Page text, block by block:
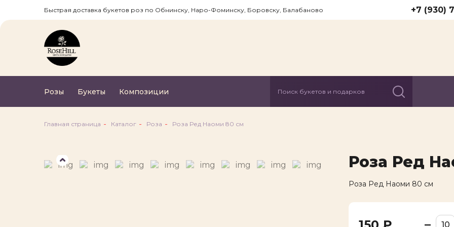
Быстрая доставка букетов роз по Обнинску, Наро-Фоминску, Боровску, Балабаново +7 (930)
Розы Букеты Композиции
Главная страница Каталог Роза Роза Ред Наоми 80 см
Роза Ред
Роза Ред Наоми 80 см
Бонусная программа
Я даю
в
№152-ФЗ